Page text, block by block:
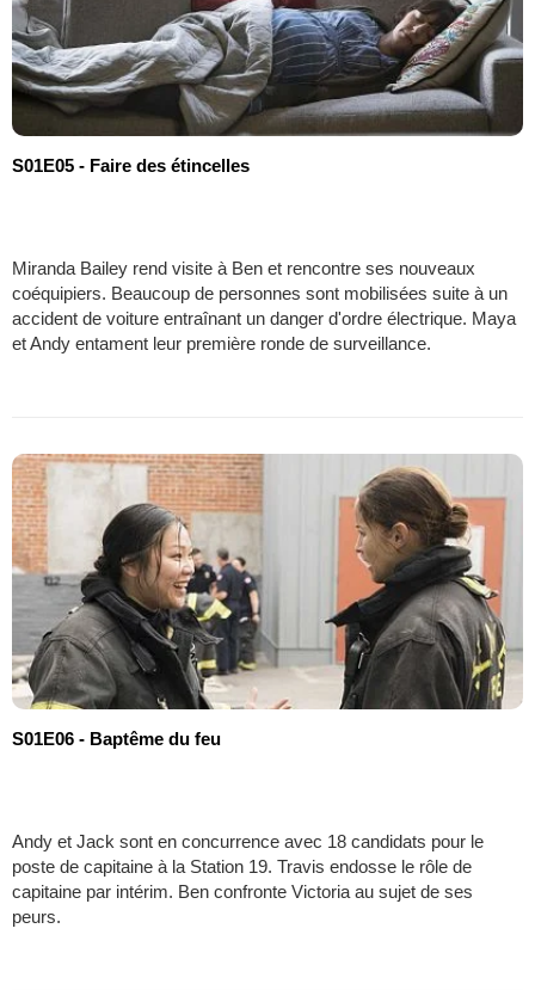
S01E05 - Faire des étincelles
Miranda Bailey rend visite à Ben et rencontre ses nouveaux
coéquipiers. Beaucoup de personnes sont mobilisées suite à un
accident de voiture entraînant un danger d'ordre électrique. Maya
et Andy entament leur première ronde de surveillance.
S01E06 - Baptême du feu
Andy et Jack sont en concurrence avec 18 candidats pour le
poste de capitaine à la Station 19. Travis endosse le rôle de
capitaine par intérim. Ben confronte Victoria au sujet de ses
peurs.